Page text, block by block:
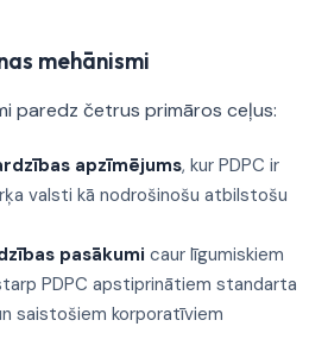
mehānismi
paredz četrus primāros ceļus:
apzīmējums, kur PDPC ir
valsti kā nodrošinošu atbilstošu
pasākumi caur līgumiskiem
PDPC apstiprinātiem standarta
saistošiem korporatīviem